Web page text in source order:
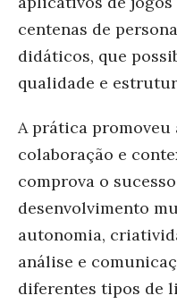
centenas de
didáticos, que
qualidade e
A prática
colaboração e
comprova o
desenvolvimento
autonomia,
análise e
diferentes tipos de